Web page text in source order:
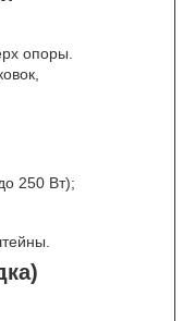
опоры.
250 Вт);